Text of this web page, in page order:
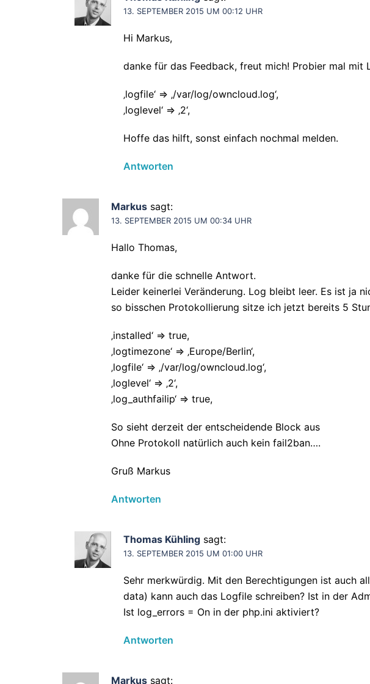
13. SEPTEMBER 2015 UM 00:12 UHR
Hi Markus,
danke für das Feedback, freut mich! Probier mal mit
‚logfile‘ => ‚/var/log/owncloud.log‘,
‚loglevel‘ => ‚2‘,
Hoffe das hilft, sonst einfach nochmal melden.
Antworten
Markus sagt:
13. SEPTEMBER 2015 UM 00:34 UHR
Hallo Thomas,
danke für die schnelle Antwort.
Leider keinerlei Veränderung. Log bleibt leer. Es ist ja
so bisschen Protokollierung sitze ich jetzt bereits 5
‚installed‘ => true,
‚logtimezone‘ => ‚Europe/Berlin‘,
‚logfile‘ => ‚/var/log/owncloud.log‘,
‚loglevel‘ => ‚2‘,
‚log_authfailip‘ => true,
So sieht derzeit der entscheidende Block aus
Ohne Protokoll natürlich auch kein fail2ban….
Gruß Markus
Antworten
Thomas Kühling sagt:
13. SEPTEMBER 2015 UM 01:00 UHR
Sehr merkwürdig. Mit den Berechtigungen ist auch
data) kann auch das Logfile schreiben? Ist in der
Ist log_errors = On in der php.ini aktiviert?
Antworten
Markus sagt: